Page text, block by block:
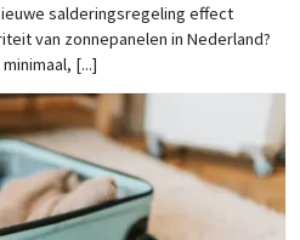
INSTALLATIE IN
salderingsregeling effect
van zonnepanelen in Nederland?
[...]